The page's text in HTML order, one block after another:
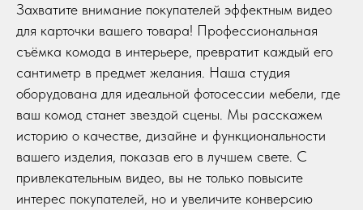
Захватите внимание покупателей эффектным видео
для карточки вашего товара! Профессиональная
съёмка комода в интерьере, превратит каждый его
сантиметр в предмет желания. Наша студия
оборудована для идеальной фотосессии мебели, где
ваш комод станет звездой сцены. Мы расскажем
историю о качестве, дизайне и функциональности
вашего изделия, показав его в лучшем свете. С
привлекательным видео, вы не только повысите
интерес покупателей, но и увеличите конверсию